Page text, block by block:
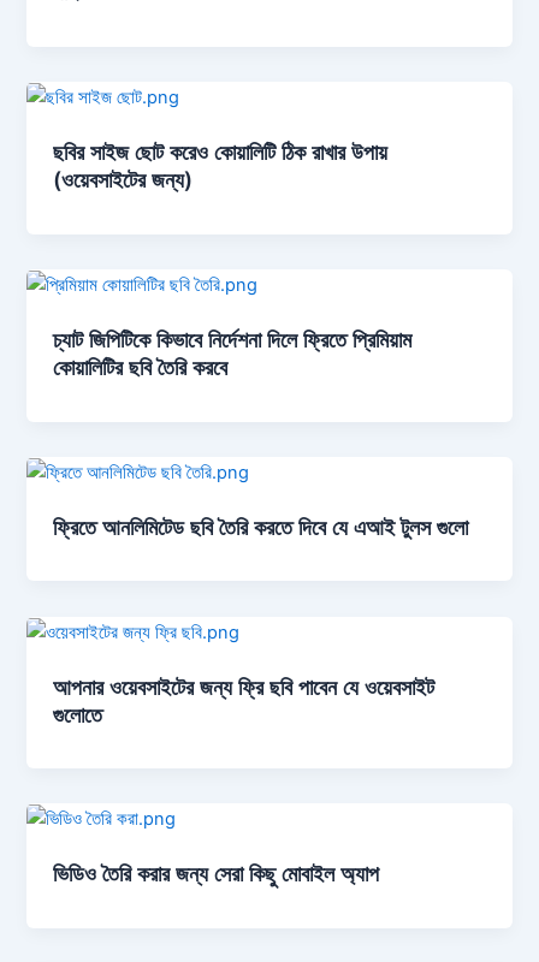
ছবির সাইজ ছোট করেও কোয়ালিটি ঠিক রাখার উপায়
(ওয়েবসাইটের জন্য)
চ্যাট জিপিটিকে কিভাবে নির্দেশনা দিলে ফ্রিতে প্রিমিয়াম
কোয়ালিটির ছবি তৈরি করবে
ফ্রিতে আনলিমিটেড ছবি তৈরি করতে দিবে যে এআই টুলস গুলো
আপনার ওয়েবসাইটের জন্য ফ্রি ছবি পাবেন যে ওয়েবসাইট
গুলোতে
ভিডিও তৈরি করার জন্য সেরা কিছু মোবাইল অ্যাপ